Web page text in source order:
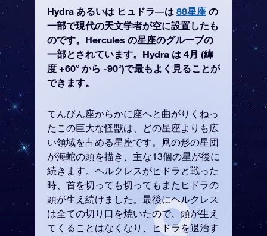
Hydra あるいは ヒュドラ―は 88星座 の
一部で現代の天文学者が空に設置したも
のです。Hercules の星座のグループの
一部とされています。Hydra は 4月 (緯
度 +60° から -90°)で最もよく見ることが
できます。
てんびん座からかに座へと曲がりくねっ
たこの巨大な怪獣は、どの星座よりも広
い領域を占める星座です。凧の形の星団
が海蛇の頭を描き、主な13個の星が後に
続きます。ヘルクレスがヒドラと戦った
時、首を切っても切ってもまたヒドラの
頭が生え続けました。最後にヘルクレス
は全ての切り口を焼いたので、頭が生え
てくることはなくなり、ヒドラを退治す